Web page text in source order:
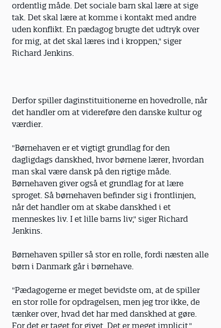
ordentlig måde. Det sociale barn skal lære at sige
tak. Det skal lære at komme i kontakt med andre
uden konflikt. En pædagog brugte det udtryk over
for mig, at det skal læres ind i kroppen," siger
Richard Jenkins.
Derfor spiller daginstituitionerne en hovedrolle, når
det handler om at videreføre den danske kultur og
værdier.
"Børnehaven er et vigtigt grundlag for den
dagligdags danskhed, hvor børnene lærer, hvordan
man skal være dansk på den rigtige måde.
Børnehaven giver også et grundlag for at lære
sproget. Så børnehaven befinder sig i frontlinjen,
når det handler om at skabe danskhed i et
menneskes liv. I et lille barns liv," siger Richard
Jenkins.
Børnehaven spiller så stor en rolle, fordi næsten alle
børn i Danmark går i børnehave.
"Pædagogerne er meget bevidste om, at de spiller
en stor rolle for opdragelsen, men jeg tror ikke, de
tænker over, hvad det har med danskhed at gøre.
For det er taget for givet. Det er meget implicit,"